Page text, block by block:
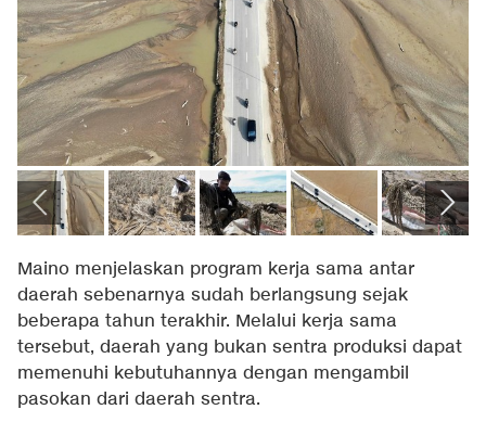
Maino menjelaskan program kerja sama antar
daerah sebenarnya sudah berlangsung sejak
beberapa tahun terakhir. Melalui kerja sama
tersebut, daerah yang bukan sentra produksi dapat
memenuhi kebutuhannya dengan mengambil
pasokan dari daerah sentra.